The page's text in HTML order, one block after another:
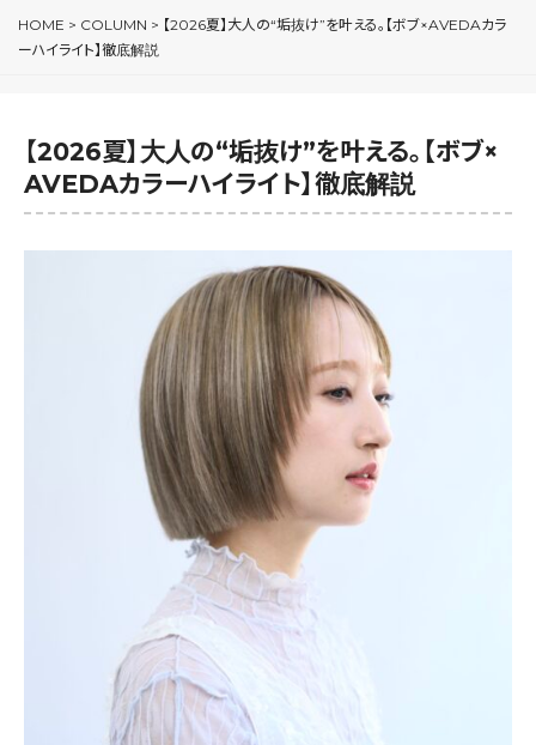
HOME > COLUMN > 【2026夏】大人の“垢抜け”を叶える。【ボブ×AVEDAカラ
ーハイライト】徹底解説
【2026夏】大人の“垢抜け”を叶える。【ボブ×
AVEDAカラーハイライト】徹底解説